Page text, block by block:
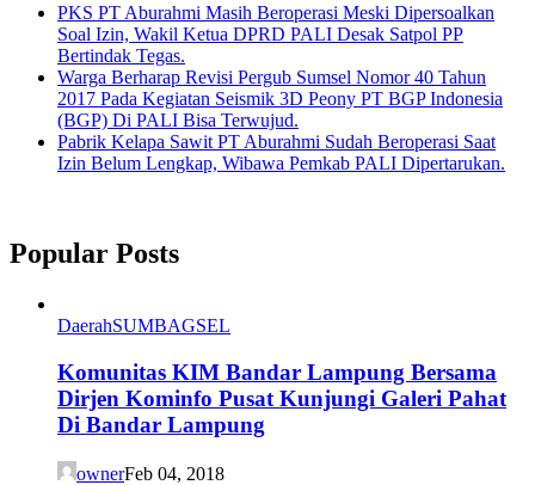
PKS PT Aburahmi Masih Beroperasi Meski Dipersoalkan
Soal Izin, Wakil Ketua DPRD PALI Desak Satpol PP
Bertindak Tegas.
Warga Berharap Revisi Pergub Sumsel Nomor 40 Tahun
2017 Pada Kegiatan Seismik 3D Peony PT BGP Indonesia
(BGP) Di PALI Bisa Terwujud.
Pabrik Kelapa Sawit PT Aburahmi Sudah Beroperasi Saat
Izin Belum Lengkap, Wibawa Pemkab PALI Dipertarukan.
Popular Posts
DaerahSUMBAGSEL
Komunitas KIM Bandar Lampung Bersama
Dirjen Kominfo Pusat Kunjungi Galeri Pahat
Di Bandar Lampung
ownerFeb 04, 2018